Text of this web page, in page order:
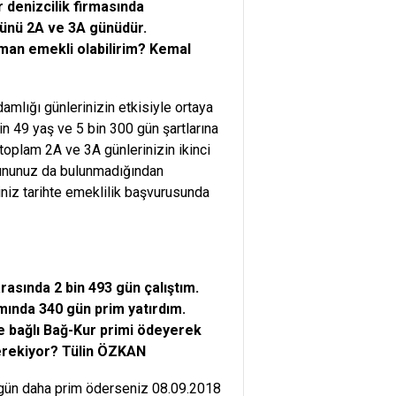
denizcilik firmasında
2A ve 3A günüdür.
emekli olabilirim? Kemal
günlerinizin etkisiyle ortaya
49 yaş ve 5 bin 300 gün şartlarına
2A ve 3A günlerinizin ikinci
da bulunmadığından
tarihte emeklilik başvurusunda
2 bin 493 gün çalıştım.
340 gün prim yatırdım.
bağlı Bağ-Kur primi ödeyerek
Tülin ÖZKAN
daha prim öderseniz 08.09.2018